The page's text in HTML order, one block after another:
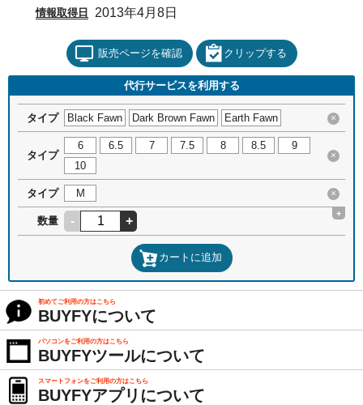
情報取得日 2013年4月8日
販売ページを確認 クリップする
代行サービスを利用する
タイプ Black Fawn Dark Brown Fawn Earth Fawn ×
タイプ
6 6.5 7 7.5 8 8.5
9
10
×
タイプ M ×
数量 - +
+
カートに追加
初めてご利用の方はこちら
BUYFYについて
パソコンをご利用の方はこちら
BUYFYツールについて
スマートフォンをご利用の方はこちら
BUYFYアプリについて